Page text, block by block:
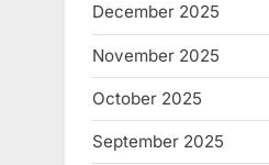
December 2025
November 2025
October 2025
September 2025